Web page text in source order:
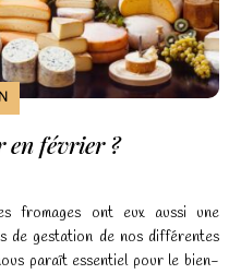
en février ?
fromages ont eux aussi une
de gestation de nos différentes
paraît essentiel pour le bien-